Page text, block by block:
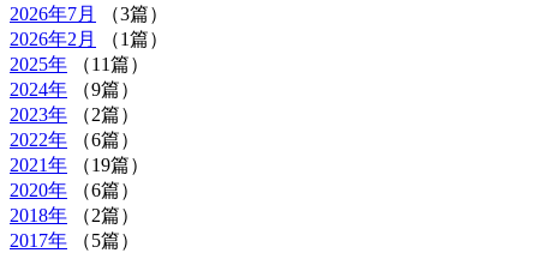
2026年7月
（3篇）
2026年2月
（1篇）
2025年
（11篇）
2024年
（9篇）
2023年
（2篇）
2022年
（6篇）
2021年
（19篇）
2020年
（6篇）
2018年
（2篇）
2017年
（5篇）